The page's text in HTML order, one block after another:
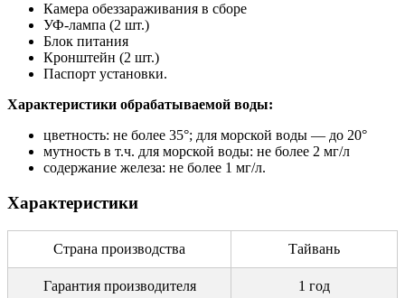
Камера обеззараживания в сборе
УФ-лампа (2 шт.)
Блок питания
Кронштейн (2 шт.)
Паспорт установки.
Характеристики обрабатываемой воды:
цветность: не более 35°; для морской воды — до 20°
мутность в т.ч. для морской воды: не более 2 мг/л
содержание железа: не более 1 мг/л.
Характеристики
Страна производства Тайвань
Гарантия производителя 1 год